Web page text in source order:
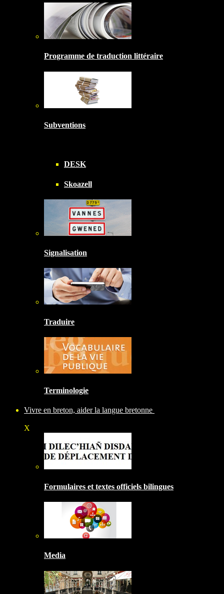
Programme de traduction littéraire
Subventions
DESK
Skoazell
Signalisation
Traduire
Terminologie
Vivre en breton, aider la langue bretonne
X
Formulaires et textes officiels bilingues
Media